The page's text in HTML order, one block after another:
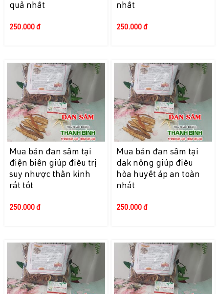
quả nhất
250.000 đ
nhất
250.000 đ
Mua bán đan sâm tại
điện biên giúp điều trị
suy nhược thần kinh
rất tốt
250.000 đ
Mua bán đan sâm tại
dak nông giúp điều
hòa huyết áp an toàn
nhất
250.000 đ